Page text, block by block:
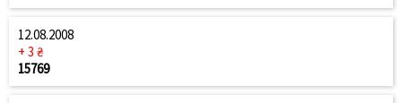
12.08.2008
+ 3 ₴
15769